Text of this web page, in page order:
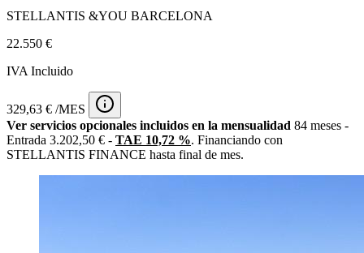
STELLANTIS &YOU BARCELONA
22.550 €
IVA Incluido
329,63 € /MES
Ver servicios opcionales incluidos en la mensualidad 84 meses -
Entrada 3.202,50 € - TAE 10,72 %. Financiando con
STELLANTIS FINANCE hasta final de mes.